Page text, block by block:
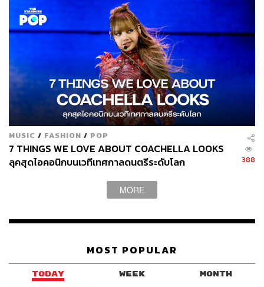
MUSIC / FASHION / POP
7 THINGS WE LOVE ABOUT COACHELLA LOOKS
ลุคสุดไอคอนิกบนเวทีเทศกาลดนตรีระดับโลก
388
MORE
MOST POPULAR
TODAY WEEK MONTH